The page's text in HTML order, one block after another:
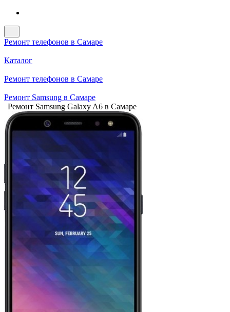
Ремонт телефонов в Самаре
Каталог
Ремонт телефонов в Самаре
Ремонт Samsung в Самаре
Ремонт Samsung Galaxy A6 в Самаре